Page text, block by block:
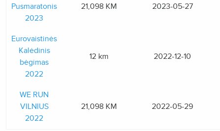
Pusmaratonis
2023
21,098 KM 2023-05-27
Eurovaistinės
Kalėdinis
bėgimas
2022
12 km 2022-12-10
WE RUN
VILNIUS
2022
21,098 KM 2022-05-29